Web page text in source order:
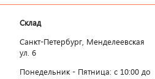
Склад
Санкт-Петербург, Менделеевская
ул. 6
Понедельник - Пятница: c 10:00 до